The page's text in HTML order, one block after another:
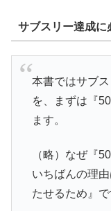
サブスリー達成に
本書ではサブ
を、まずは『
ます。
（略）なぜ『
いちばんの理
たせるため』で